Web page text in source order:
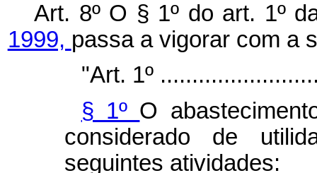
Art. 8º O § 1º do art. 1º
1999, passa a vigorar com a
"Art. 1º
§ 1º O
considerado de
seguintes atividades: